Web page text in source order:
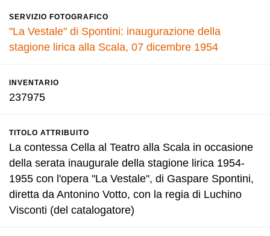
SERVIZIO FOTOGRAFICO
"La Vestale" di Spontini: inaugurazione della
stagione lirica alla Scala, 07 dicembre 1954
INVENTARIO
237975
TITOLO ATTRIBUITO
La contessa Cella al Teatro alla Scala in occasione
della serata inaugurale della stagione lirica 1954-
1955 con l'opera "La Vestale", di Gaspare Spontini,
diretta da Antonino Votto, con la regia di Luchino
Visconti (del catalogatore)